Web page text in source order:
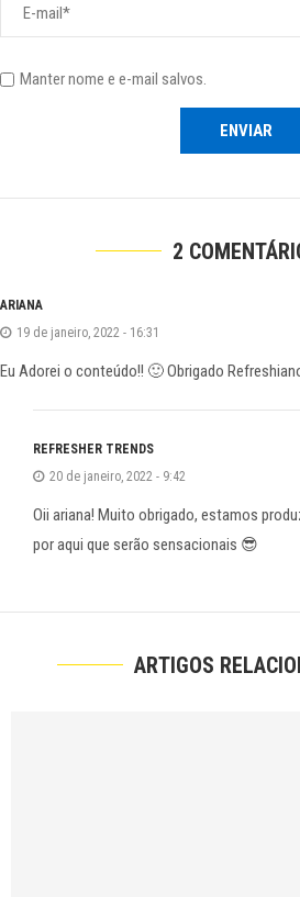
Manter nome e e-mail salvos.
2
ARIANA
19 de janeiro, 2022 - 16:31
Eu Adorei o conteúdo!! 🙂 Obrigado
REFRESHER TRENDS
20 de janeiro, 2022 - 9:42
Oii ariana! Muito obrigado, estamos
por aqui que serão sensacionais 😎
ARTIGOS